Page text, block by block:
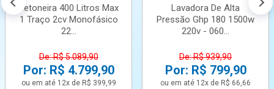
Betoneira 400 Litros Max
1 Traço 2cv Monofásico
22...
De: R$ 5.089,90
Por: R$ 4.799,90
ou em até 12x de R$ 399,99
Lavadora De Alta
Pressão Ghp 180 1500w
220v - 060...
De: R$ 939,90
Por: R$ 799,90
ou em até 12x de R$ 66,66